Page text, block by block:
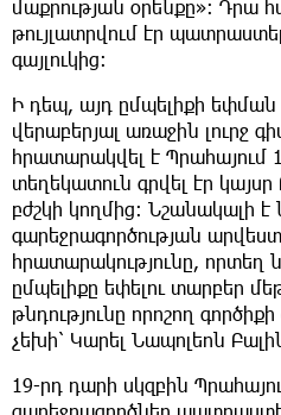
մաքրության օրենքը»։ Դրա
թույլատրվում էր
գայլուկից։
Ի դեպ, այդ ըմպելիքի եփման
վերաբերյալ առաջին լուրջ
հրատարակվել է Պրահայում
տեղեկատուն գրվել էր
բժշկի կողմից։ Նշանակալի
գարեջրագործության
հրատարակությունը, որտեղ
ըմպելիքը եփելու տարբեր
թնդությունը որոշող
չեխի՝ Կարել Նապոլեոն
19-րդ դարի սկզբին